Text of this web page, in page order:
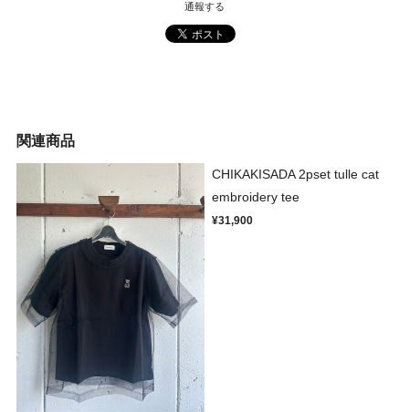
通報する
関連商品
CHIKAKISADA 2pset tulle cat
embroidery tee
¥31,900